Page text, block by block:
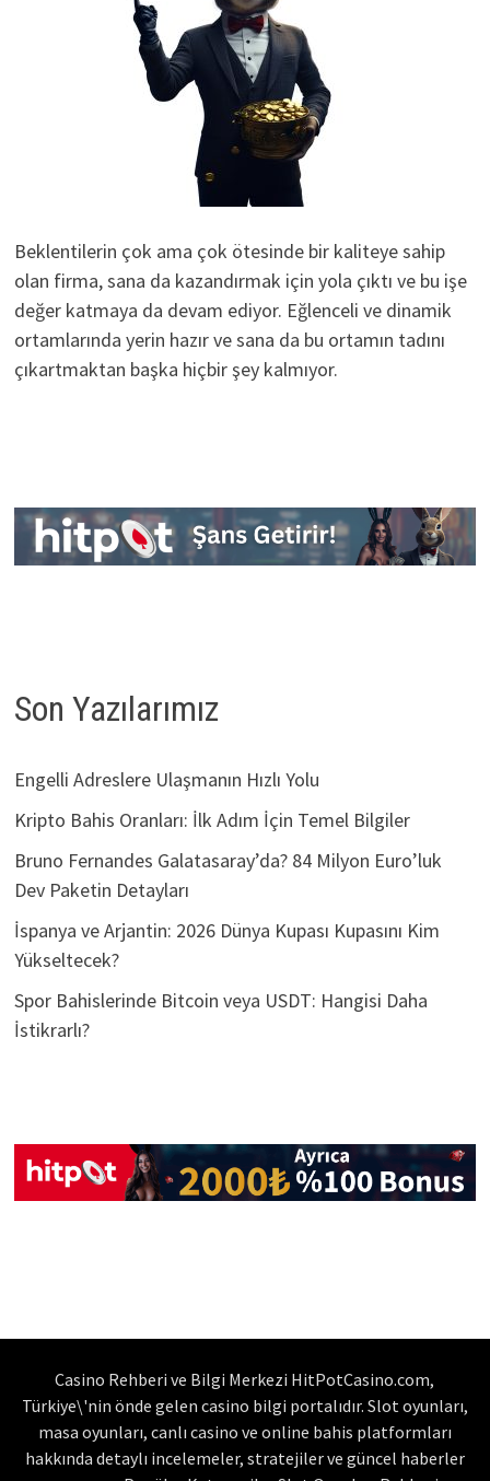
Beklentilerin çok ama çok ötesinde bir kaliteye sahip
olan firma, sana da kazandırmak için yola çıktı ve bu işe
değer katmaya da devam ediyor. Eğlenceli ve dinamik
ortamlarında yerin hazır ve sana da bu ortamın tadını
çıkartmaktan başka hiçbir şey kalmıyor.
Son Yazılarımız
Engelli Adreslere Ulaşmanın Hızlı Yolu
Kripto Bahis Oranları: İlk Adım İçin Temel Bilgiler
Bruno Fernandes Galatasaray’da? 84 Milyon Euro’luk
Dev Paketin Detayları
İspanya ve Arjantin: 2026 Dünya Kupası Kupasını Kim
Yükseltecek?
Spor Bahislerinde Bitcoin veya USDT: Hangisi Daha
İstikrarlı?
Casino Rehberi ve Bilgi Merkezi HitPotCasino.com,
Türkiye\'nin önde gelen casino bilgi portalıdır. Slot oyunları,
masa oyunları, canlı casino ve online bahis platformları
hakkında detaylı incelemeler, stratejiler ve güncel haberler